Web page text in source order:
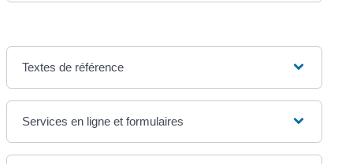
Textes de référence
Services en ligne et formulaires